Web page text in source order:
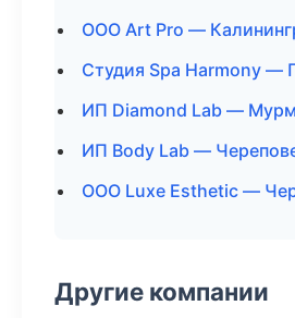
ООО Art Pro —
Студия Spa Harmony —
ИП Diamond Lab —
ИП Body Lab —
ООО Luxe Esthetic —
Другие компании